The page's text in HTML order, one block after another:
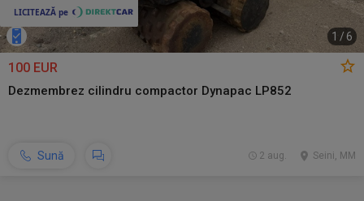
1 /6
100 EUR
Dezmembrez cilindru compactor Dynapac LP852
Sună Seini, MM
2 aug.